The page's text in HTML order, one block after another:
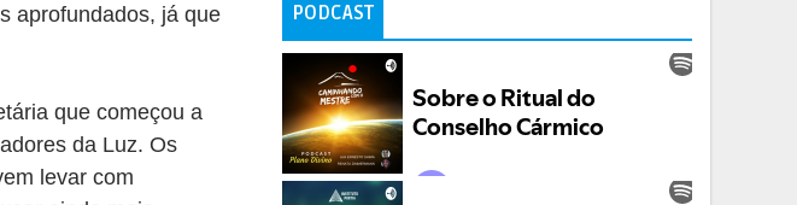
aprofundados, já que
que começou a
da Luz. Os
levar com
PODCAST